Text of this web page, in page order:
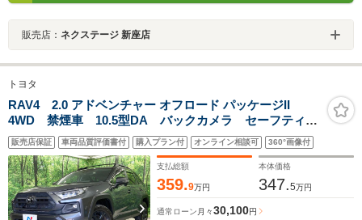
販売店： ネクステージ 新座店
トヨタ
RAV4 2.0 アドベンチャー オフロード パッケージII
4WD 禁煙車 10.5型DA バックカメラ セーフティセ
ンス ブラックドアミラー 合皮シート シートヒータ
ー＆ベンチレーション LEDヘッドランプ LEDフォグ
ランプ 純正18インチアルミ パワーバックドア
販売店保証 車両品質評価書付 購入プラン付 オンライン相談可 360°画像付
支払総額
359.9万円
本体価格
347.5万円
通常ローン 月々30,100円